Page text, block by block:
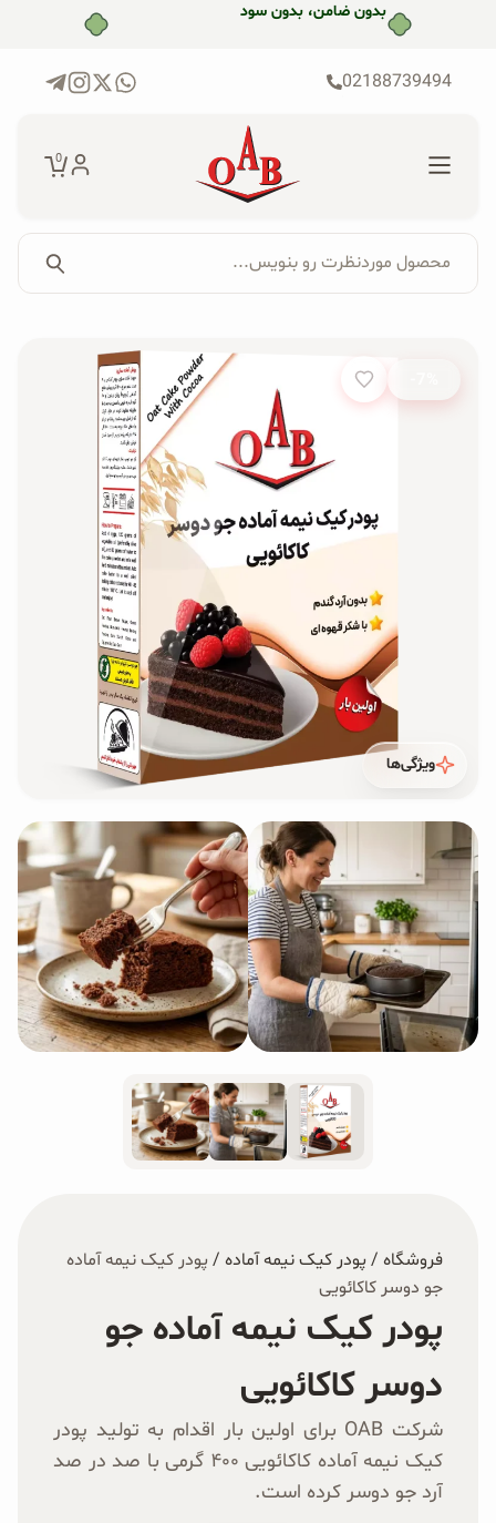
بدون ضامن، بدون سود
02188739494
0
جستجو...
فروشگاه
محصولات ارگانیک
پودر کیک جو دوسر
شیرین کننده های طبیعی
دانه چیا
کینوا
چاشنی‌ها و سرکه‌‌ها
زیتون و روغن زیتون
رایس کیک
غلات و دانه‌های سالم
سبوس و جوانه‌ها
وبلاگ
محصول موردنظرت رو بنویس...
ویژگی‌ها
فروشگاه /پودر کیک نیمه آماده / پودر کیک نیمه آماده
جو دوسر کاکائویی
پودر کیک نیمه آماده جو
دوسر کاکائویی
شرکت OAB برای اولین بار اقدام به تولید پودر
کیک نیمه‌ آماده کاکائویی ۴۰۰ گرمی با صد در صد
آرد جو دوسر کرده است.